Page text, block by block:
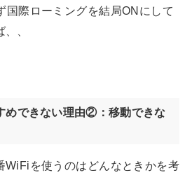
国際ローミングを結局ONにして
、
めできない理由②：移動できな
WiFiを使うのはどんなときかを考